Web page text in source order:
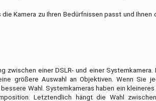
Kamera zu Ihren Bedürfnissen passt und
einer DSLR- und einer Systemkamera.
größere Auswahl an Objektiven. Wenn Sie
Wahl. Systemkameras haben ein
Letztendlich hängt die Wahl